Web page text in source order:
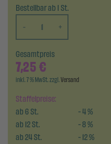
Bestellbar ab 1 St.
-
+
Staffelpreise:
ab6St. -4%
ab12St. -8%
ab24St. -12%
Gesamtpreis
7,25€
inkl. 7 % MwSt. zzgl.Versand